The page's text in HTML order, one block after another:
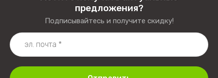
предложения?
Подписывайтесь и получите скидку!